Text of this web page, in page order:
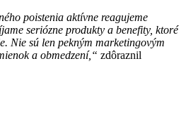
poistenia aktívne reagujeme
seriózne produkty a benefity, ktoré
Nie sú len pekným marketingovým
a obmedzení,“ zdôraznil